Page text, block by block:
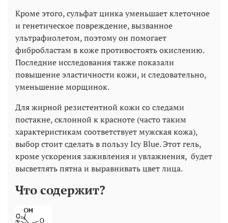
Кроме этого, сульфат цинка уменьшает клеточное
и генетическое повреждение, вызванное
ультрафиолетом, поэтому он помогает
фибробластам в коже противостоять окислению.
Последние исследования также показали
повышение эластичности кожи, и следовательно,
уменьшение морщинок.
Для жирной резистентной кожи со следами
постакне, склонной к красноте (часто таким
характеристикам соответствует мужская кожа),
выбор стоит сделать в пользу Icy Blue. Этот гель,
кроме ускорения заживления и увлажнения, будет
высветлять пятна и выравнивать цвет лица.
Что содержит?